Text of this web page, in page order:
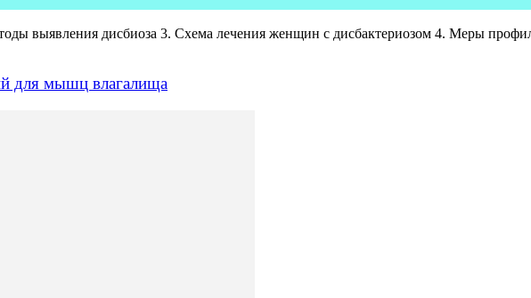
выявления дисбиоза 3. Схема лечения женщин с дисбактериозом 4. Меры
для мышц влагалища